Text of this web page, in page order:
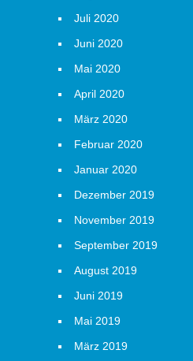
Juli 2020
Juni 2020
Mai 2020
April 2020
März 2020
Februar 2020
Januar 2020
Dezember 2019
November 2019
September 2019
August 2019
Juni 2019
Mai 2019
März 2019